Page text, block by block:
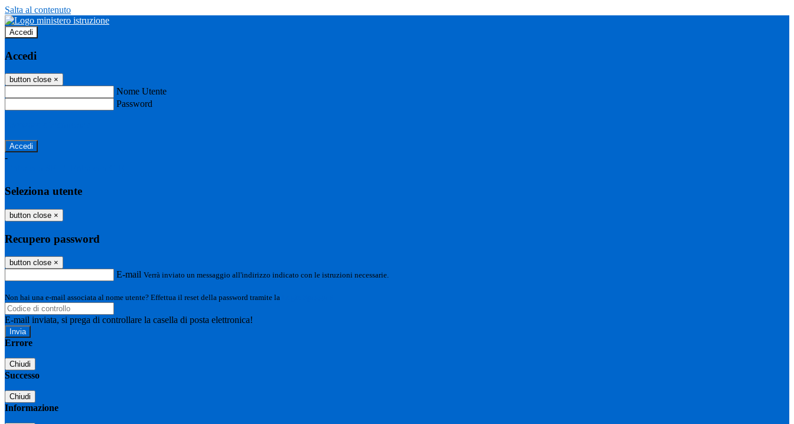
Salta al contenuto
Accedi
Accedi
button close ×
Nome Utente
Password
-
Seleziona utente
button close ×
Recupero password
button close ×
E-mail Verrà inviato un messaggio all'indirizzo indicato con le istruzioni necessarie.
Non hai una e-mail associata al nome utente? Effettua il reset della password tramite la
E-mail inviata, si prega di controllare la casella di posta elettronica!
Errore
Chiudi
Successo
Chiudi
Informazione